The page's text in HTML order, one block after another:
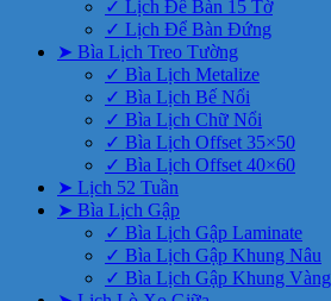
✓ Lịch Để Bàn 15 Tờ
✓ Lịch Để Bàn Đứng
➤ Bìa Lịch Treo Tường
✓ Bìa Lịch Metalize
✓ Bìa Lịch Bế Nổi
✓ Bìa Lịch Chữ Nổi
✓ Bìa Lịch Offset 35×50
✓ Bìa Lịch Offset 40×60
➤ Lịch 52 Tuần
➤ Bìa Lịch Gập
✓ Bìa Lịch Gập Laminate
✓ Bìa Lịch Gập Khung Nâu
✓ Bìa Lịch Gập Khung Vàng